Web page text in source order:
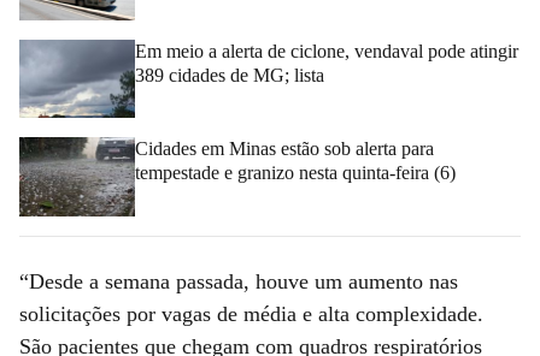
Em meio a alerta de ciclone, vendaval pode atingir
389 cidades de MG; lista
Cidades em Minas estão sob alerta para
tempestade e granizo nesta quinta-feira (6)
“Desde a semana passada, houve um aumento nas
solicitações por vagas de média e alta complexidade.
São pacientes que chegam com quadros respiratórios